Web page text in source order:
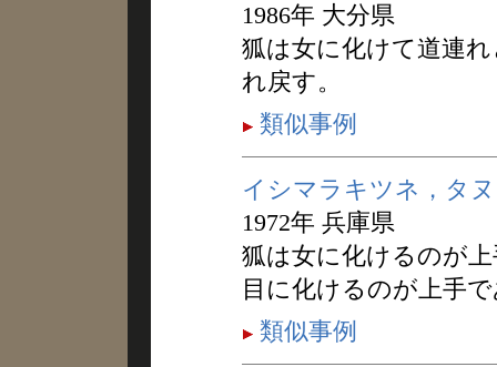
1986年 大分県
狐は女に化けて道連
れ戻す。
類似事例
イシマラキツネ，タ
1972年 兵庫県
狐は女に化けるのが
目に化けるのが上手
類似事例